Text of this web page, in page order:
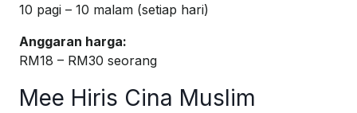
10 pagi – 10 malam (setiap hari)
Anggaran harga:
RM18 – RM30 seorang
Mee Hiris Cina Muslim